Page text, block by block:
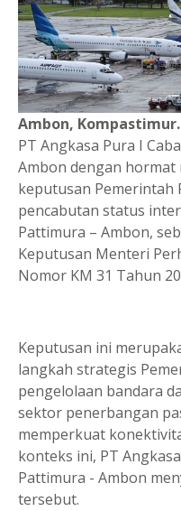
Ambon,
PT Angkasa Pura I
Ambon dengan hormat
keputusan Pemerintah
pencabutan status
Pattimura – Ambon,
Keputusan Menteri
Nomor KM 31 Tahun
Keputusan ini
langkah strategis
pengelolaan bandara
sektor penerbangan
memperkuat
konteks ini, PT
Pattimura - Ambon
tersebut.